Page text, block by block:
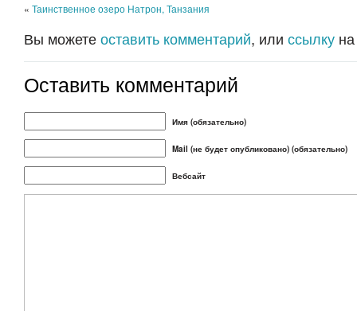
« Таинственное озеро Натрон, Танзания
Вы можетеоставить комментарий, или ссылку
Оставить комментарий
Имя (обязательно)
Mail (не будет опубликовано) (обязательно)
Вебсайт